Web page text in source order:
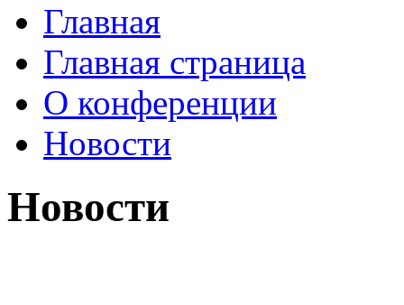
Главная
Главная страница
О конференции
Новости
Новости